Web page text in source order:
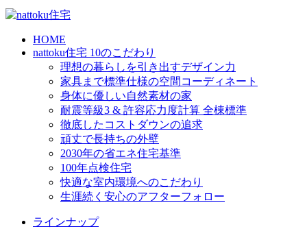
HOME
nattoku住宅 10のこだわり
理想の暮らしを引き出すデザイン力
家具まで標準仕様の空間コーディネート
身体に優しい自然素材の家
耐震等級3 & 許容応力度計算 全棟標準
徹底したコストダウンの追求
頑丈で長持ちの外壁
2030年の省エネ住宅基準
100年点検住宅
快適な室内環境へのこだわり
生涯続く安心のアフターフォロー
ラインナップ